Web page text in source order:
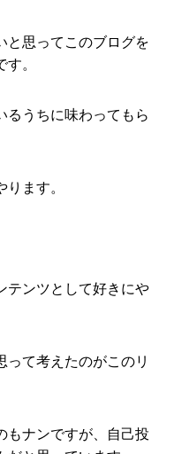
と思ってこのブログを
。
るうちに味わってもら
ます。
テンツとして好きにや
って考えたのがこのリ
もナンですが、自己投